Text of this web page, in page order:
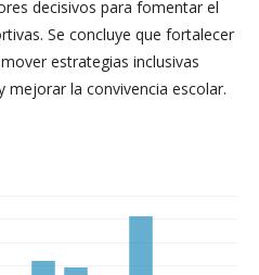
decisivos para fomentar el
Se concluye que fortalecer
estrategias inclusivas
mejorar la convivencia escolar.